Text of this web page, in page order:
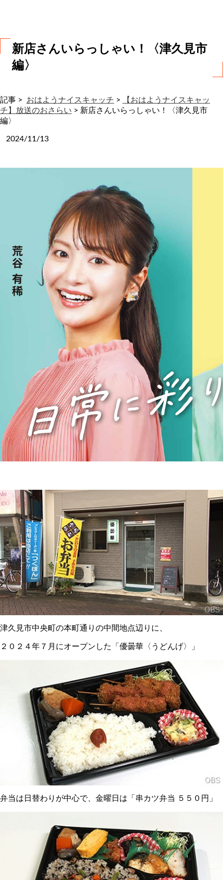
新店さんいらっしゃい！〈津久見市
編〉
記事 > おはようナイスキャッチ >
【おはようナイスキャッ
チ】放送のおさらい > 新店さんいらっしゃい！〈津久見市
編〉
2024/11/13
津久見市中央町の本町通りの中間地点辺りに、
２０２４年７月にオープンした「優曇華〈うどんげ〉」
弁当は日替わりが中心で、金曜日は「串カツ弁当 ５５０円」